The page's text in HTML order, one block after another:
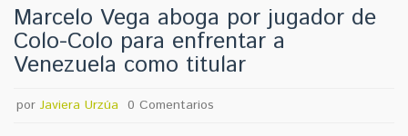
Marcelo Vega aboga por jugador de
Colo-Colo para enfrentar a
Venezuela como titular
por Javiera Urzúa 0 Comentarios